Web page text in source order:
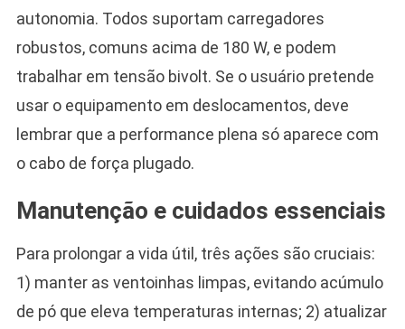
autonomia. Todos suportam carregadores
robustos, comuns acima de 180 W, e podem
trabalhar em tensão bivolt. Se o usuário pretende
usar o equipamento em deslocamentos, deve
lembrar que a performance plena só aparece com
o cabo de força plugado.
Manutenção e cuidados essenciais
Para prolongar a vida útil, três ações são cruciais:
1) manter as ventoinhas limpas, evitando acúmulo
de pó que eleva temperaturas internas; 2) atualizar